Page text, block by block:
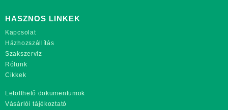
HASZNOS LINKEK
Kapcsolat
Házhozszállítás
Szakszerviz
Rólunk
Cikkek
Letölthető dokumentumok
Vásárlói tájékoztató